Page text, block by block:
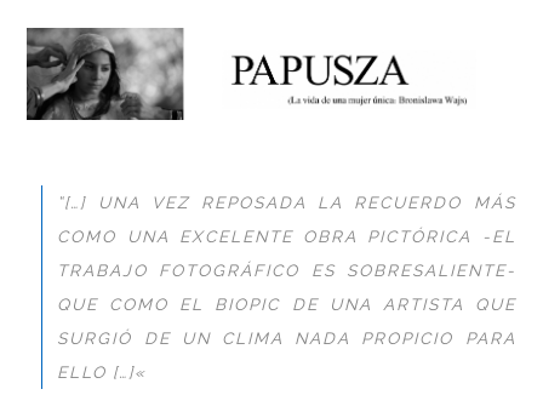
“[…] UNA VEZ REPOSADA LA RECUERDO MÁS
COMO UNA EXCELENTE OBRA PICTÓRICA -EL
TRABAJO FOTOGRÁFICO ES SOBRESALIENTE-
QUE COMO EL BIOPIC DE UNA ARTISTA QUE
SURGIÓ DE UN CLIMA NADA PROPICIO PARA
ELLO […]«